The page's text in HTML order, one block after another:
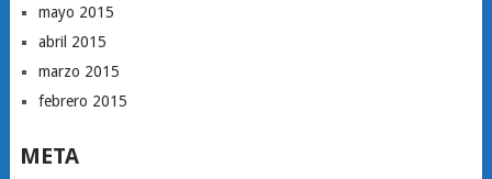
mayo 2015
abril 2015
marzo 2015
febrero 2015
META